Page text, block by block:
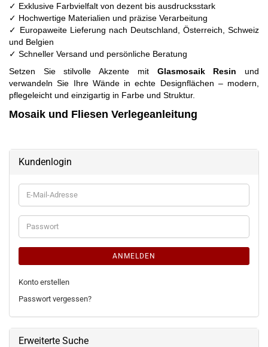
✓ Exklusive Farbvielfalt von dezent bis ausdrucksstark
✓ Hochwertige Materialien und präzise Verarbeitung
✓ Europaweite Lieferung nach Deutschland, Österreich, Schweiz
und Belgien
✓ Schneller Versand und persönliche Beratung
Setzen Sie stilvolle Akzente mit Glasmosaik Resin und
verwandeln Sie Ihre Wände in echte Designflächen – modern,
pflegeleicht und einzigartig in Farbe und Struktur.
Mosaik und Fliesen Verlegeanleitung
Kundenlogin
E-
Mail-
Adresse
Passwort
ANMELDEN
Konto erstellen
Passwort vergessen?
Erweiterte Suche